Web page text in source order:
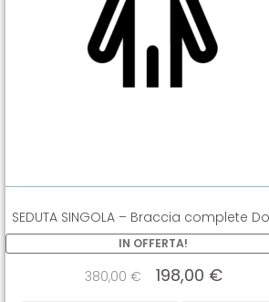
SEDUTA SINGOLA – Braccia complete
IN OFFERTA!
380,00 € 198,00 €